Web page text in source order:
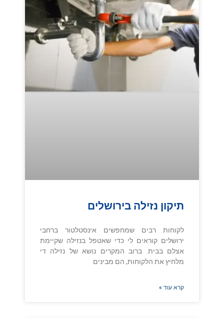
תיקון נזילה בירושלים
לקוחות רבים שמחפשים אינסטלטור ברחבי
ירושלים קוראים לי כדי שאטפל בנזילה שקיימת
אצלם בבית. ברוב המקרים נושא של נזילה די
מלחיץ את הלקוחות, הם מבינים
קרא עוד »